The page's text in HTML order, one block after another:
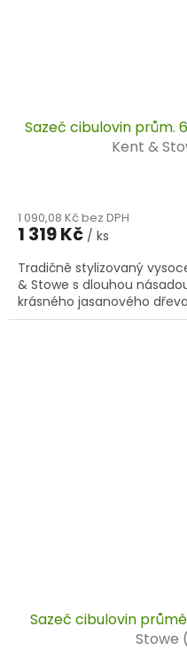
Sazeč cibulovin prům.
Kent &
1 090,08 Kč bez DPH
1 319 Kč / ks
Tradičně stylizovaný
& Stowe s dlouhou
krásného jasanového
Sazeč cibulovin
Stowe